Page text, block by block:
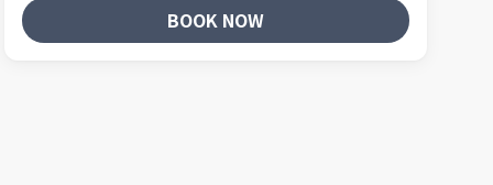
BOOK NOW